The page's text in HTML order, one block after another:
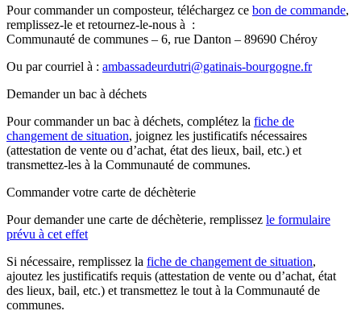
Pour commander un composteur, téléchargez ce bon de commande,
remplissez-le et retournez-le-nous à :
Communauté de communes – 6, rue Danton – 89690 Chéroy
Ou par courriel à : ambassadeurdutri@gatinais-bourgogne.fr
Demander un bac à déchets
Pour commander un bac à déchets, complétez la fiche de
changement de situation, joignez les justificatifs nécessaires
(attestation de vente ou d’achat, état des lieux, bail, etc.) et
transmettez-les à la Communauté de communes.
Commander votre carte de déchèterie
Pour demander une carte de déchèterie, remplissez le formulaire
prévu à cet effet
Si nécessaire, remplissez la fiche de changement de situation,
ajoutez les justificatifs requis (attestation de vente ou d’achat, état
des lieux, bail, etc.) et transmettez le tout à la Communauté de
communes.